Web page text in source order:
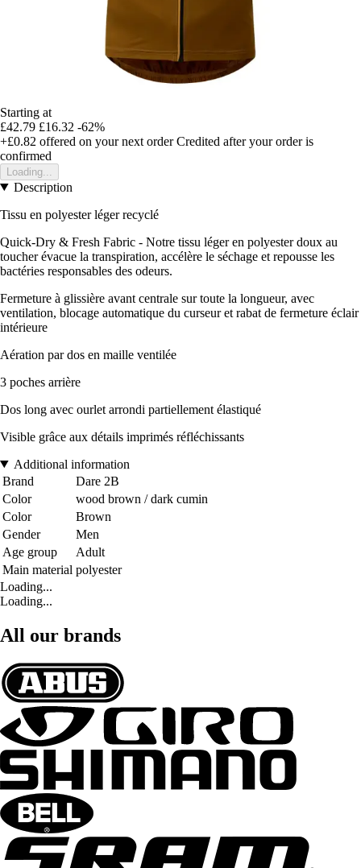
Starting at
£42.79 £16.32 -62%
+£0.82 offered on your next order Credited after your order is
confirmed
Loading...
Description
Tissu en polyester léger recyclé
Quick-Dry & Fresh Fabric - Notre tissu léger en polyester doux au
toucher évacue la transpiration, accélère le séchage et repousse les
bactéries responsables des odeurs.
Fermeture à glissière avant centrale sur toute la longueur, avec
ventilation, blocage automatique du curseur et rabat de fermeture éclair
intérieure
Aération par dos en maille ventilée
3 poches arrière
Dos long avec ourlet arrondi partiellement élastiqué
Visible grâce aux détails imprimés réfléchissants
Additional information
Brand
Dare 2B
Color
wood brown / dark cumin
Color
Brown
Gender
Men
Age group
Adult
Main material polyester
Loading...
Loading...
All our brands